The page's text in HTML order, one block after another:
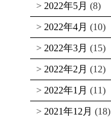
2022年5月 (8)
2022年4月 (10)
2022年3月 (15)
2022年2月 (12)
2022年1月 (11)
2021年12月 (18)